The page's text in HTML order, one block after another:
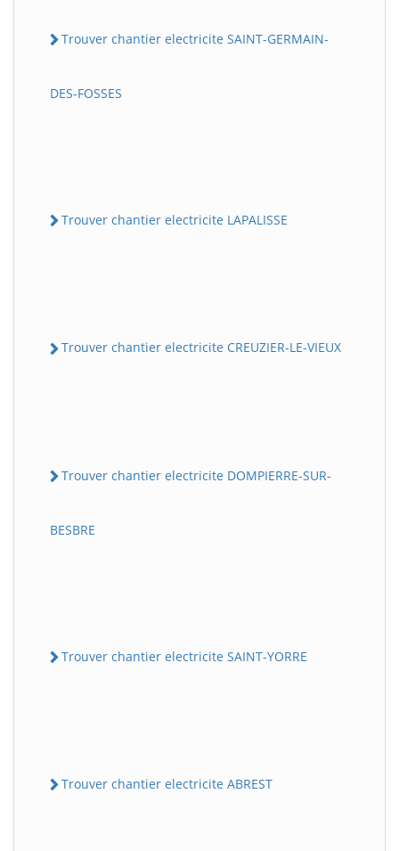
Trouver chantier electricite SAINT-GERMAIN-
DES-FOSSES
Trouver chantier electricite LAPALISSE
Trouver chantier electricite CREUZIER-LE-VIEUX
Trouver chantier electricite DOMPIERRE-SUR-
BESBRE
Trouver chantier electricite SAINT-YORRE
Trouver chantier electricite ABREST